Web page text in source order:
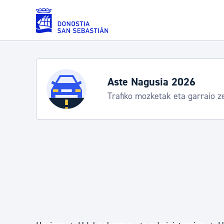
Eduki nagusira joan
Zerbitzuak
Errolda eta gai pertsonalak
Aste Nagusia 2026: egitaraua
Abuztuak 8-15